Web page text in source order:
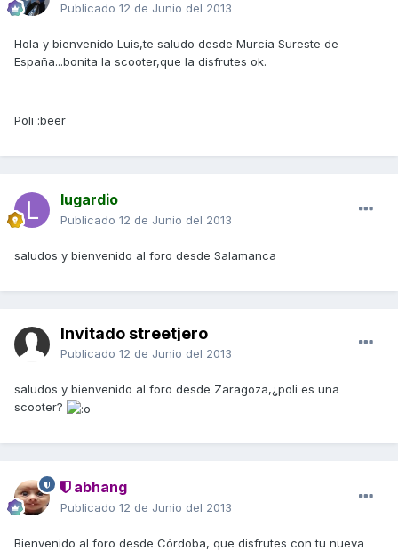
Publicado 12 de Junio del 2013
Hola y bienvenido Luis,te saludo desde Murcia Sureste de
España...bonita la scooter,que la disfrutes ok.
Poli :beer
lugardio
Publicado 12 de Junio del 2013
saludos y bienvenido al foro desde Salamanca
Invitado streetjero
Publicado 12 de Junio del 2013
saludos y bienvenido al foro desde Zaragoza,¿poli es una
scooter?
abhang
Publicado 12 de Junio del 2013
Bienvenido al foro desde Córdoba, que disfrutes con tu nueva